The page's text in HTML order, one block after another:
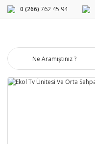
0 (266) 762 45 94